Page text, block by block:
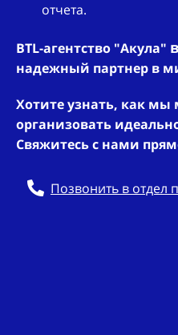
отчета.
BTL-агентство "Акула"
надежный партнер в
Хотите узнать, как
организовать
Свяжитесь с нами
Позвонить в отдел